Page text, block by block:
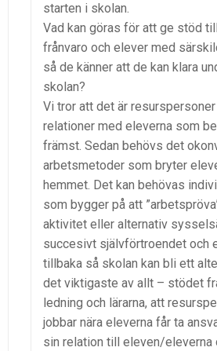
starten i skolan.
Vad kan göras för att ge stöd
frånvaro och elever med
så de känner att de kan klara
skolan?
Vi tror att det är
relationer med eleverna som
främst. Sedan behövs det
arbetsmetoder som bryter
hemmet. Det kan behövas
som bygger på att
aktivitet eller alternativ
succesivt självförtroendet och
tillbaka så skolan kan bli ett
det viktigaste av allt – stödet
ledning och lärarna, att
jobbar nära eleverna får ta
sin relation till eleven/eleverna